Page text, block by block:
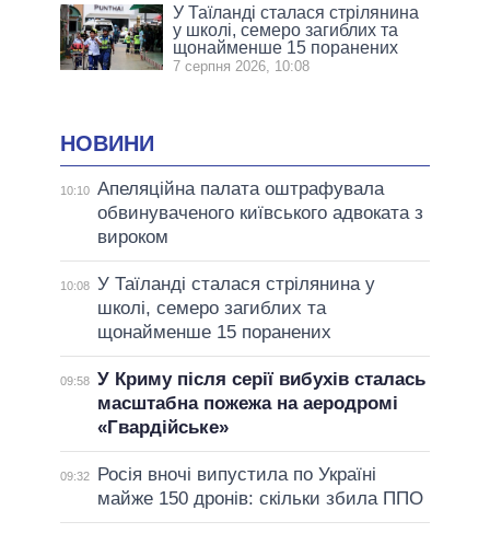
У Таїланді сталася стрілянина
у школі, семеро загиблих та
щонайменше 15 поранених
7 серпня 2026, 10:08
НОВИНИ
10:10 Апеляційна палата оштрафувала
обвинуваченого київського адвоката з
вироком
10:08 У Таїланді сталася стрілянина у
школі, семеро загиблих та
щонайменше 15 поранених
09:58 У Криму після серії вибухів сталась
масштабна пожежа на аеродромі
«Гвардійське»
09:32
Росія вночі випустила по Україні
майже 150 дронів: скільки збила ППО